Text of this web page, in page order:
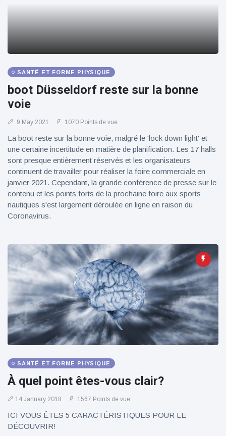
SANTÉ ET FORME PHYSIQUE
boot Düsseldorf reste sur la bonne
voie
9 May 2021 1070 Points de vue
La boot reste sur la bonne voie, malgré le 'lock down light' et
une certaine incertitude en matière de planification. Les 17 halls
sont presque entièrement réservés et les organisateurs
continuent de travailler pour réaliser la foire commerciale en
janvier 2021. Cependant, la grande conférence de presse sur le
contenu et les points forts de la prochaine foire aux sports
nautiques s'est largement déroulée en ligne en raison du
Coronavirus.
SANTÉ ET FORME PHYSIQUE
À quel point êtes-vous clair?
14 January 2018 1567 Points de vue
ICI VOUS ÊTES 5 CARACTÉRISTIQUES POUR LE
DÉCOUVRIR!